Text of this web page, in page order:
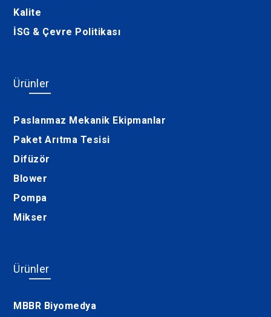
Kalite
İSG & Çevre Politikası
Ürünler
Paslanmaz Mekanik Ekipmanlar
Paket Arıtma Tesisi
Difüzör
Blower
Pompa
Mikser
Ürünler
MBBR Biyomedya